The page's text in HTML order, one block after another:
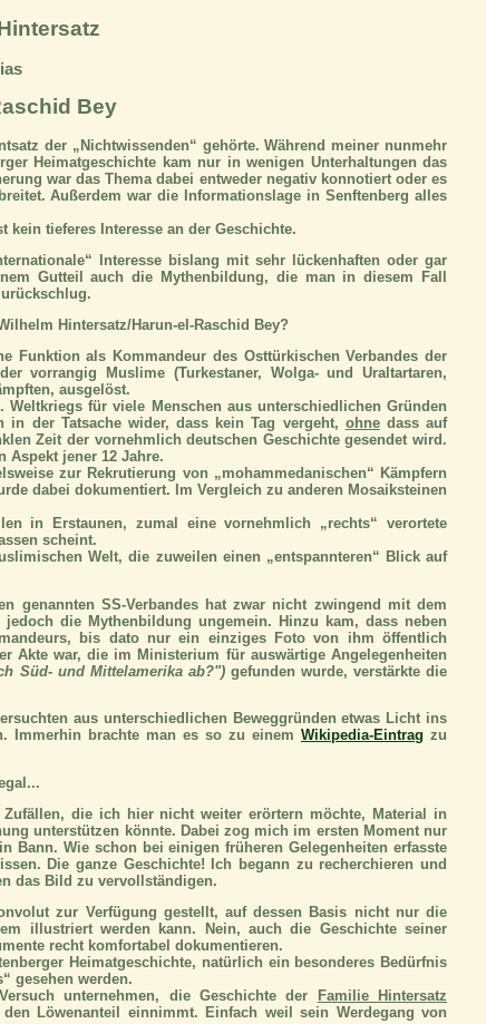
Bey
der „Nichtwissenden“ gehörte. Während meiner nunmehr
Heimatgeschichte kam nur in wenigen Unterhaltungen das
war das Thema dabei entweder negativ konnotiert oder es
Außerdem war die Informationslage in Senftenberg alles
tieferes Interesse an der Geschichte.
Interesse bislang mit sehr lückenhaften oder gar
Gutteil auch die Mythenbildung, die man in diesem Fall
Hintersatz/Harun-el-Raschid Bey?
Funktion als Kommandeur des Osttürkischen Verbandes der
vorrangig Muslime (Turkestaner, Wolga- und Uraltartaren,
ausgelöst.
für viele Menschen aus unterschiedlichen Gründen
der Tatsache wider, dass kein Tag vergeht, ohnedass auf
Zeit der vornehmlich deutschen Geschichte gesendet wird.
Aspekt jener 12 Jahre.
zur Rekrutierung von „mohammedanischen“ Kämpfern
dabei dokumentiert. Im Vergleich zu anderen Mosaiksteinen
in Erstaunen, zumal eine vornehmlich „rechts“ verortete
scheint.
Welt, die zuweilen einen „entspannteren“ Blick auf
genannten SS-Verbandes hat zwar nicht zwingend mit dem
die Mythenbildung ungemein. Hinzu kam, dass neben
bis dato nur ein einziges Foto von ihm öffentlich
Akte war, die im Ministerium für auswärtige Angelegenheiten
Süd- und Mittelamerika ab?")gefunden wurde, verstärkte die
aus unterschiedlichen Beweggründen etwas Licht ins
Immerhin brachte man es so zu einem Wikipedia-Eintrag zu
die ich hier nicht weiter erörtern möchte, Material in
unterstützen könnte. Dabei zog mich im ersten Moment nur
Bann. Wie schon bei einigen früheren Gelegenheiten erfasste
Die ganze Geschichte! Ich begann zu recherchieren und
das Bild zu vervollständigen.
zur Verfügung gestellt, auf dessen Basis nicht nur die
illustriert werden kann. Nein, auch die Geschichte seiner
recht komfortabel dokumentieren.
Heimatgeschichte, natürlich ein besonderes Bedürfnis
gesehen werden.
unternehmen, die Geschichte der Familie Hintersatz
Löwenanteil einnimmt. Einfach weil sein Werdegang von